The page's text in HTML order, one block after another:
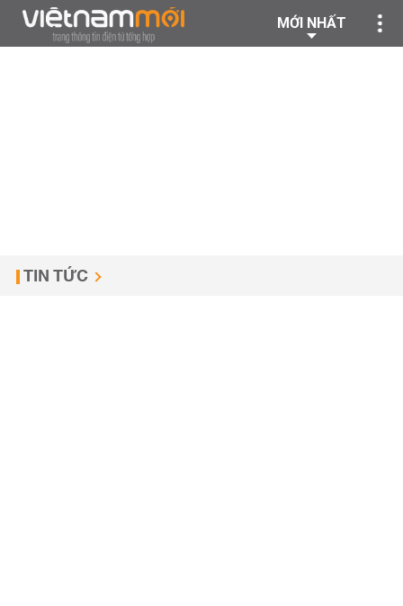
MỚI NHẤT
TIN TỨC